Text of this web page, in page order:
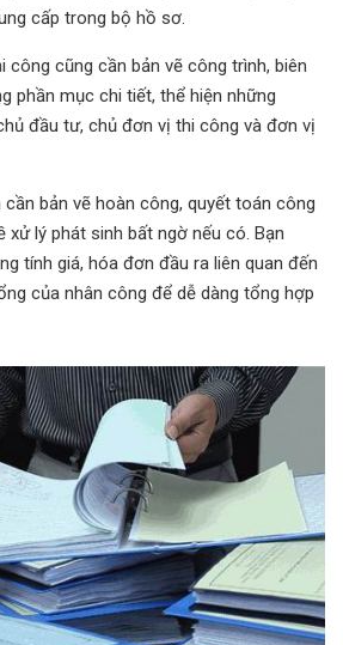
cấp trong bộ hồ sơ.
công cũng cần bản vẽ công trình, biên
phần mục chi tiết, thể hiện những
đầu tư, chủ đơn vị thi công và đơn vị
cần bản vẽ hoàn công, quyết toán công
xử lý phát sinh bất ngờ nếu có. Bạn
tính giá, hóa đơn đầu ra liên quan đến
của nhân công để dễ dàng tổng hợp